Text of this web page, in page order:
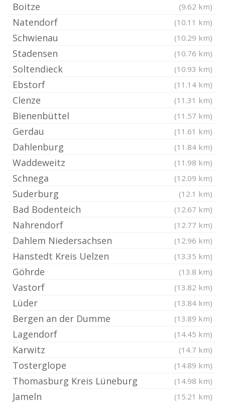
Boitze (9.62 km)
Natendorf (10.11 km)
Schwienau (10.29 km)
Stadensen (10.76 km)
Soltendieck (10.93 km)
Ebstorf (11.14 km)
Clenze (11.31 km)
Bienenbüttel (11.57 km)
Gerdau (11.61 km)
Dahlenburg (11.84 km)
Waddeweitz (11.98 km)
Schnega (12.09 km)
Suderburg (12.1 km)
Bad Bodenteich (12.67 km)
Nahrendorf (12.77 km)
Dahlem Niedersachsen (12.96 km)
Hanstedt Kreis Uelzen (13.35 km)
Göhrde (13.8 km)
Vastorf (13.82 km)
Lüder (13.84 km)
Bergen an der Dumme (13.89 km)
Lagendorf (14.45 km)
Karwitz (14.7 km)
Tosterglope (14.89 km)
Thomasburg Kreis Lüneburg (14.98 km)
Jameln (15.21 km)